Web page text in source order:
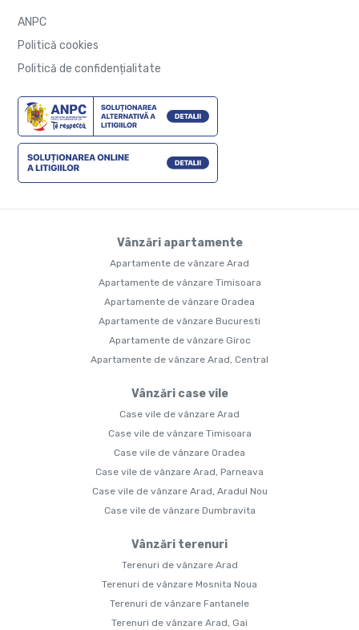
ANPC
Politică cookies
Politică de confidențialitate
Vânzări apartamente
Apartamente de vânzare Arad
Apartamente de vânzare Timisoara
Apartamente de vânzare Oradea
Apartamente de vânzare Bucuresti
Apartamente de vânzare Giroc
Apartamente de vânzare Arad, Central
Vânzări case vile
Case vile de vânzare Arad
Case vile de vânzare Timisoara
Case vile de vânzare Oradea
Case vile de vânzare Arad, Parneava
Case vile de vânzare Arad, Aradul Nou
Case vile de vânzare Dumbravita
Vânzări terenuri
Terenuri de vânzare Arad
Terenuri de vânzare Mosnita Noua
Terenuri de vânzare Fantanele
Terenuri de vânzare Arad, Gai